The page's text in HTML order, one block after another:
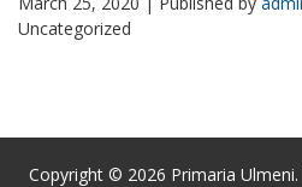
Uncategorized
Copyright © 2026 Primaria